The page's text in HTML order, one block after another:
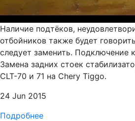
Наличие подтёков,
отбойников также будет
следует заменить. Подключение
Замена задних стоек
CLT-70 и 71 на Chery Tiggo.
24 Jun 2015
Подробнее